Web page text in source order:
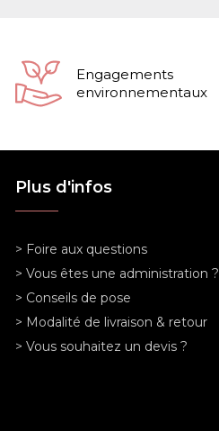
Engagements
environnementaux
Plus d'infos
> Foire aux questions
> Vous êtes une administration ?
> Conseils de pose
> Modalité de livraison & retour
> Vous souhaitez un devis ?